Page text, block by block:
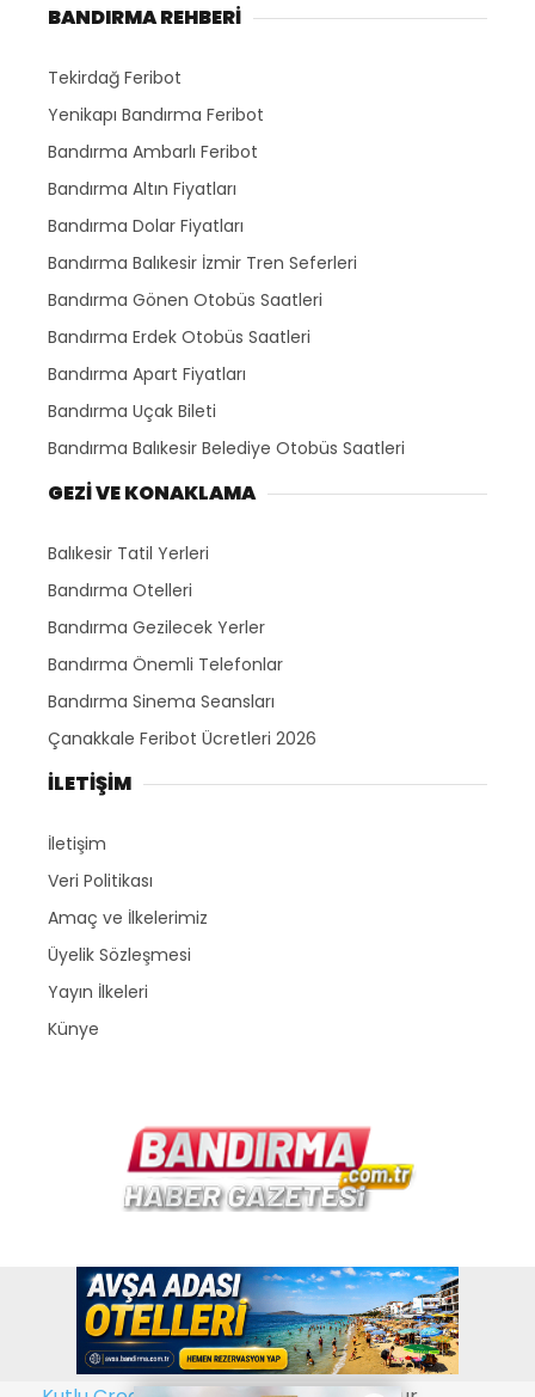
BANDIRMA REHBERİ
Tekirdağ Feribot
Yenikapı Bandırma Feribot
Bandırma Ambarlı Feribot
Bandırma Altın Fiyatları
Bandırma Dolar Fiyatları
Bandırma Balıkesir İzmir Tren Seferleri
Bandırma Gönen Otobüs Saatleri
Bandırma Erdek Otobüs Saatleri
Bandırma Apart Fiyatları
Bandırma Uçak Bileti
Bandırma Balıkesir Belediye Otobüs Saatleri
GEZİ VE KONAKLAMA
Balıkesir Tatil Yerleri
Bandırma Otelleri
Bandırma Gezilecek Yerler
Bandırma Önemli Telefonlar
Bandırma Sinema Seansları
Çanakkale Feribot Ücretleri 2026
İLETİŞİM
İletişim
Veri Politikası
Amaç ve İlkelerimiz
Üyelik Sözleşmesi
Yayın İlkeleri
Künye
Copyright © 2026www.bandirma.com.tr. Bir